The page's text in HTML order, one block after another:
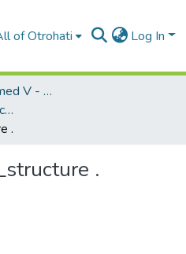
of Otrohati Log In
Université Mohammed V - Rabat
CEDoc - Sciences des Technologies de l’Information et de l’Ingénieur
.
.